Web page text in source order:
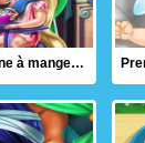
Princesse donne à manger au Bébé